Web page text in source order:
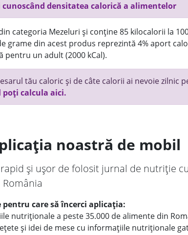
densitatea calorică a alimentelor
categoria Mezeluri și conține 85 kilocalorii la
grame din acest produs reprezintă 4% aport
pentru un adult (2000 kCal).
tău caloric și de câte calorii ai nevoie zilnic
poți calcula aici.
noastră de mobil
rapid și ușor de folosit jurnal de nutriție cu
care să încerci aplicația:
nutriționale a peste 35.000 de alimente din
și idei de mese cu informațiile nutriționale